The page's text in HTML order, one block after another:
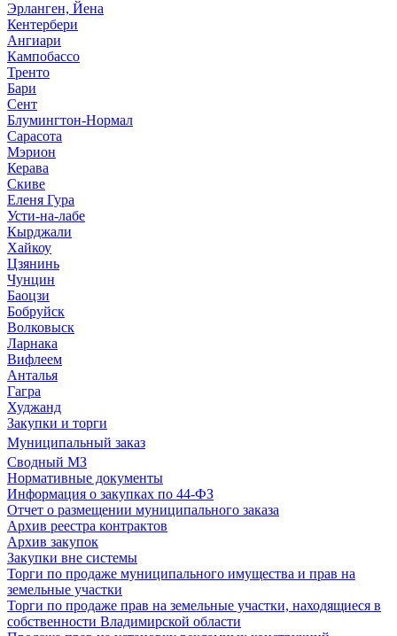
Эрланген, Йена
Кентербери
Ангиари
Кампобассо
Тренто
Бари
Сент
Блумингтон-Нормал
Сарасота
Мэрион
Керава
Скиве
Еленя Гура
Усти-на-лабе
Кырджали
Хайкоу
Цзянинь
Чунцин
Баоцзи
Бобруйск
Волковыск
Ларнака
Вифлеем
Анталья
Гагра
Худжанд
Закупки и торги
Муниципальный заказ
Сводный МЗ
Нормативные документы
Информация о закупках по 44-ФЗ
Отчет о размещении муниципального заказа
Архив реестра контрактов
Архив закупок
Закупки вне системы
Торги по продаже муниципального имущества и прав на
земельные участки
Торги по продаже прав на земельные участки, находящиеся в
собственности Владимирской области